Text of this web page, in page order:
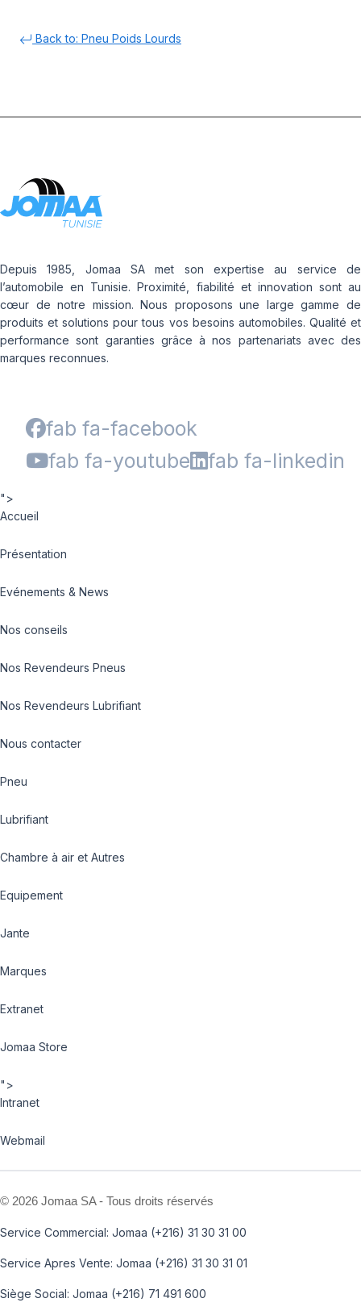
Back to: Pneu Poids Lourds
Depuis 1985, Jomaa SA met son expertise au service de
l’automobile en Tunisie. Proximité, fiabilité et innovation sont au
cœur de notre mission. Nous proposons une large gamme de
produits et solutions pour tous vos besoins automobiles. Qualité et
performance sont garanties grâce à nos partenariats avec des
marques reconnues.
fab fa-facebook
fab fa-youtube
fab fa-linkedin
">
Accueil
Présentation
Evénements & News
Nos conseils
Nos Revendeurs Pneus
Nos Revendeurs Lubrifiant
Nous contacter
Pneu
Lubrifiant
Chambre à air et Autres
Equipement
Jante
Marques
Extranet
Jomaa Store
">
Intranet
Webmail
© 2026 Jomaa SA - Tous droits réservés
Service Commercial: Jomaa (+216) 31 30 31 00
Service Apres Vente: Jomaa (+216) 31 30 31 01
Siège Social: Jomaa (+216) 71 491 600